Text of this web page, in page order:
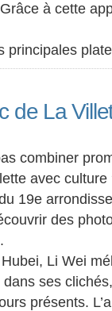
à cette
principales
de La
combiner
avec culture
19e
des
Li Wei
ses
présents.